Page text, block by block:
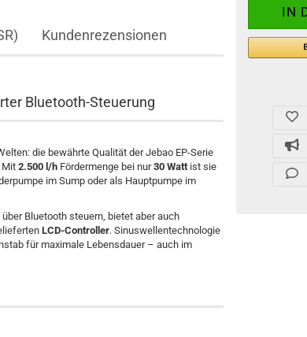
Kundenrezensionen
Bluetooth-Steuerung
die bewährte Qualität der Jebao EP-Serie
Mit 2.500 l/hFördermenge bei nur30 Wattist sie
im Sump oder als Hauptpumpe im
über Bluetooth steuern, bietet aber auch
LCD-Controller. Sinuswellentechnologie
für maximale Lebensdauer – auch im